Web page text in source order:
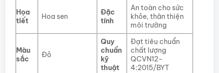
Họa
tiết
Hoa sen
Đặc
tính
An toàn cho sức
khỏe, thân thiện
môi trường
Màu
sắc
Đỏ
Quy
chuẩn
kỹ
thuật
Đạt tiêu chuẩn
chất lượng
QCVN12-
4:2015/BYT